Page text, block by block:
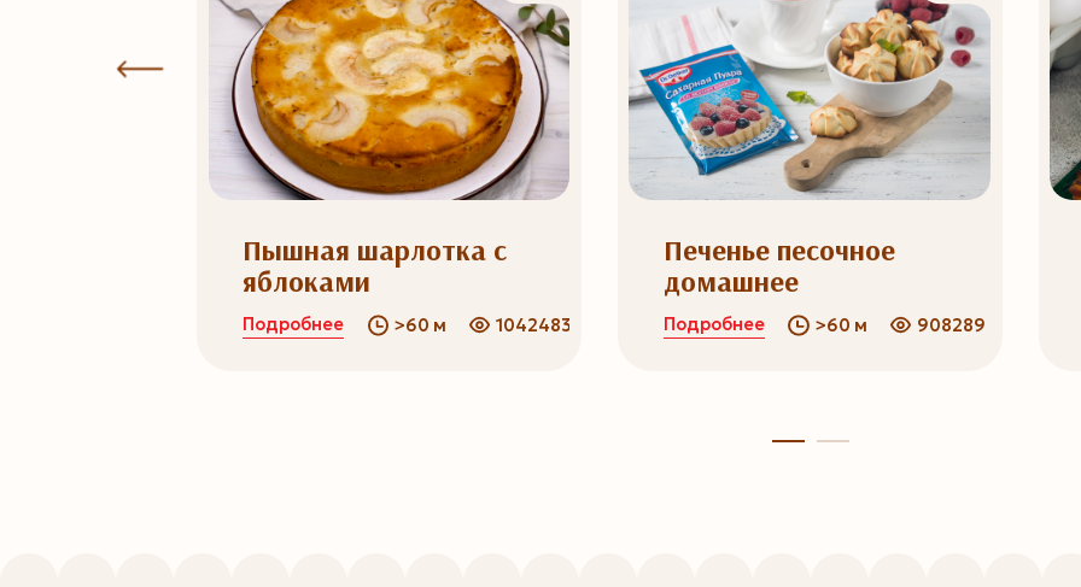
Пышная шарлотка с
яблоками
Подробнее >60 м 10424837
Печенье песочное
домашнее
Подробнее >60 м 908289